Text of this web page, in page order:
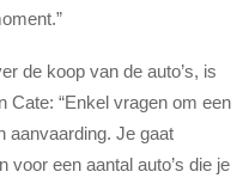
de koop van de auto’s, is
Cate: “Enkel vragen om een
aanvaarding. Je gaat
voor een aantal auto’s die je